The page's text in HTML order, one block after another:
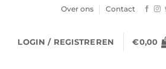
Over ons Contact
LOGIN / REGISTREREN €0,00